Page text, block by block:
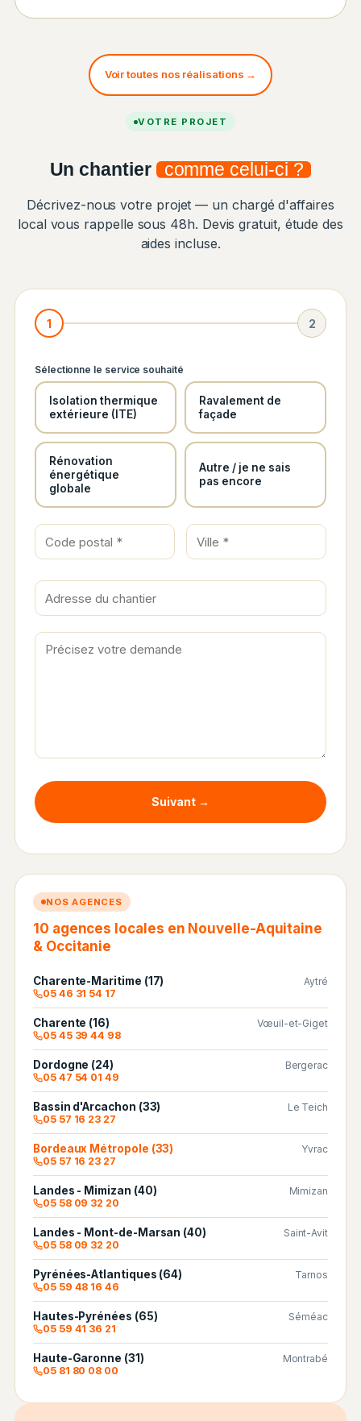
Voir toutes nos réalisations →
VOTRE PROJET
Un chantier comme celui-ci ?
Décrivez-nous votre projet — un chargé d'affaires
local vous rappelle sous 48h. Devis gratuit, étude des
aides incluse.
1 2
Sélectionne le service souhaité
Isolation thermique
extérieure (ITE)
Ravalement de
façade
Rénovation
énergétique
globale
Autre / je ne sais
pas encore
Suivant →
NOS AGENCES
10 agences locales en Nouvelle-Aquitaine
& Occitanie
Charente-Maritime (17)
Aytré
05 46 31 54 17
Charente (16)
Vœuil-et-Giget
05 45 39 44 98
Dordogne (24)
Bergerac
05 47 54 01 49
Bassin d'Arcachon (33)
Le Teich
05 57 16 23 27
Bordeaux Métropole (33)
Yvrac
05 57 16 23 27
Landes - Mimizan (40)
Mimizan
05 58 09 32 20
Landes - Mont-de-Marsan (40)
Saint-Avit
05 58 09 32 20
Pyrénées-Atlantiques (64)
Tarnos
05 59 48 16 46
Hautes-Pyrénées (65)
Séméac
05 59 41 36 21
Haute-Garonne (31)
Montrabé
05 81 80 08 00